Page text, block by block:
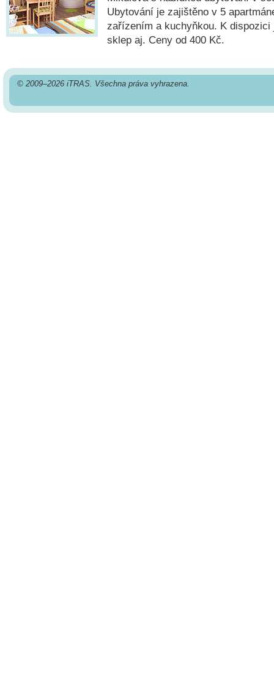
Ubytování je zajištěno v 5
zařízením a kuchyňkou. K
sklep aj. Ceny od 400 Kč.
© 2009–2026 iTRAS. Všechna práva vyhrazena.